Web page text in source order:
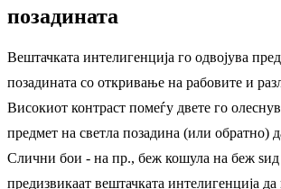
позадината
Вештачката интелигенција го одвојува
позадината со откривање на рабовите и
Високиот контраст помеѓу двете го
предмет на светла позадина (или обратно)
Слични бои - на пр., беж кошула на беж
предизвикаат вештачката интелигенција